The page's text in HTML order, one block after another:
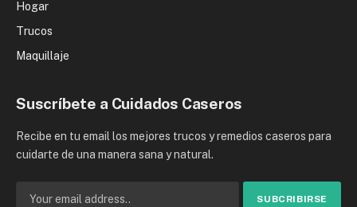
Hogar
Trucos
Maquillaje
Suscríbete a Cuidados Caseros
Recibe en tu email los mejores trucos y remedios caseros para
cuidarte de una manera sana y natural.